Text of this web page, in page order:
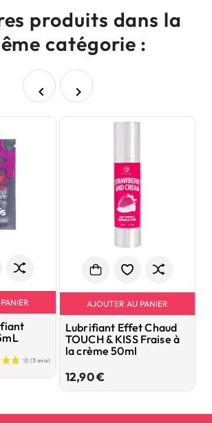
produits dans la
catégorie :
 
AJOUTER AU PANIER
Lubrifiant Effet Chaud
TOUCH & KISS Fraise à
la crème 50ml
12,90 €Prix